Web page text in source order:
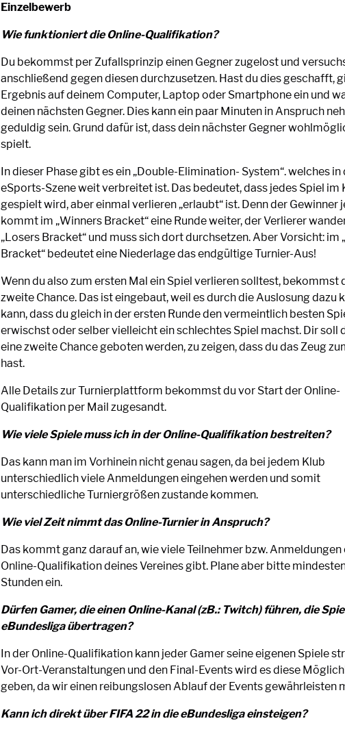
Einzelbewerb
Wie funktioniert die Online-Qualifikation?
Du bekommst per Zufallsprinzip einen Gegner zugelost und
anschließend gegen diesen durchzusetzen. Hast du dies geschafft,
Ergebnis auf deinem Computer, Laptop oder Smartphone ein und
deinen nächsten Gegner. Dies kann ein paar Minuten in Anspruch
geduldig sein. Grund dafür ist, dass dein nächster Gegner
spielt.
In dieser Phase gibt es ein „Double-Elimination- System“. welches in
eSports-Szene weit verbreitet ist. Das bedeutet, dass jedes Spiel im
gespielt wird, aber einmal verlieren „erlaubt“ ist. Denn der Gewinner
kommt im „Winners Bracket“ eine Runde weiter, der Verlierer
„Losers Bracket“ und muss sich dort durchsetzen. Aber Vorsicht: im
Bracket“ bedeutet eine Niederlage das endgültige Turnier-Aus!
Wenn du also zum ersten Mal ein Spiel verlieren solltest, bekommst
zweite Chance. Das ist eingebaut, weil es durch die Auslosung dazu
kann, dass du gleich in der ersten Runde den vermeintlich besten
erwischst oder selber vielleicht ein schlechtes Spiel machst. Dir soll
eine zweite Chance geboten werden, zu zeigen, dass du das Zeug
hast.
Alle Details zur Turnierplattform bekommst du vor Start der Online-
Qualifikation per Mail zugesandt.
Wie viele Spiele muss ich in der Online-Qualifikation bestreiten?
Das kann man im Vorhinein nicht genau sagen, da bei jedem Klub
unterschiedlich viele Anmeldungen eingehen werden und somit
unterschiedliche Turniergrößen zustande kommen.
Wie viel Zeit nimmt das Online-Turnier in Anspruch?
Das kommt ganz darauf an, wie viele Teilnehmer bzw. Anmeldungen
Online-Qualifikation deines Vereines gibt. Plane aber bitte
Stunden ein.
Dürfen Gamer, die einen Online-Kanal (zB.: Twitch) führen, die
eBundesliga übertragen?
In der Online-Qualifikation kann jeder Gamer seine eigenen Spiele
Vor-Ort-Veranstaltungen und den Final-Events wird es diese
geben, da wir einen reibungslosen Ablauf der Events gewährleisten
Kann ich direkt über FIFA 22 in die eBundesliga einsteigen?